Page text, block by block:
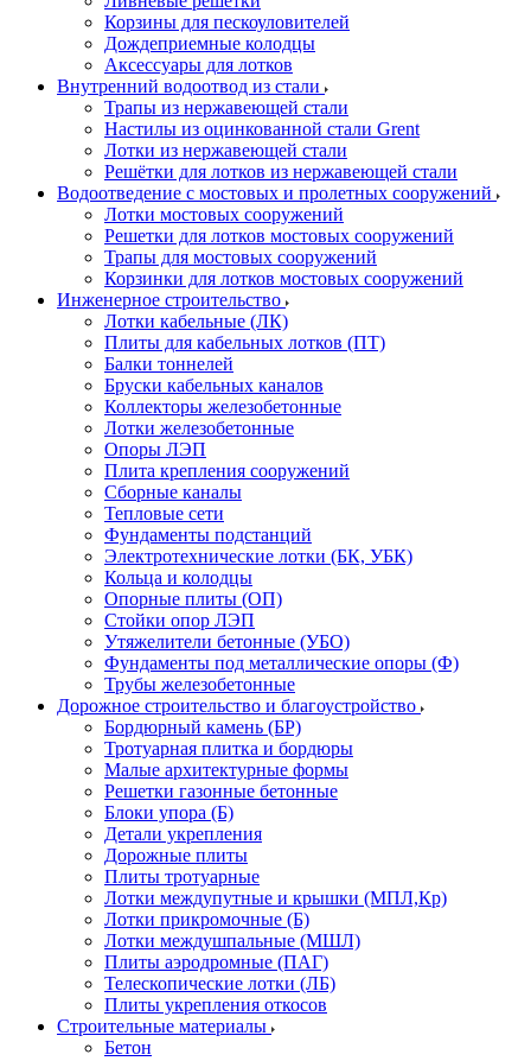
Корзины для пескоуловителей
Дождеприемные колодцы
Аксессуары для лотков
Внутренний водоотвод из стали
Трапы из нержавеющей стали
Настилы из оцинкованной стали Grent
Лотки из нержавеющей стали
Решётки для лотков из нержавеющей стали
Водоотведение с мостовых и пролетных сооружений
Лотки мостовых сооружений
Решетки для лотков мостовых сооружений
Трапы для мостовых сооружений
Корзинки для лотков мостовых сооружений
Инженерное строительство
Лотки кабельные (ЛК)
Плиты для кабельных лотков (ПТ)
Балки тоннелей
Бруски кабельных каналов
Коллекторы железобетонные
Лотки железобетонные
Опоры ЛЭП
Плита крепления сооружений
Сборные каналы
Тепловые сети
Фундаменты подстанций
Электротехнические лотки (БК, УБК)
Кольца и колодцы
Опорные плиты (ОП)
Стойки опор ЛЭП
Утяжелители бетонные (УБО)
Фундаменты под металлические опоры (Ф)
Трубы железобетонные
Дорожное строительство и благоустройство
Бордюрный камень (БР)
Тротуарная плитка и бордюры
Малые архитектурные формы
Решетки газонные бетонные
Блоки упора (Б)
Детали укрепления
Дорожные плиты
Плиты тротуарные
Лотки междупутные и крышки (МПЛ,Кр)
Лотки прикромочные (Б)
Лотки междушпальные (МШЛ)
Плиты аэродромные (ПАГ)
Телескопические лотки (ЛБ)
Плиты укрепления откосов
Строительные материалы
Бетон